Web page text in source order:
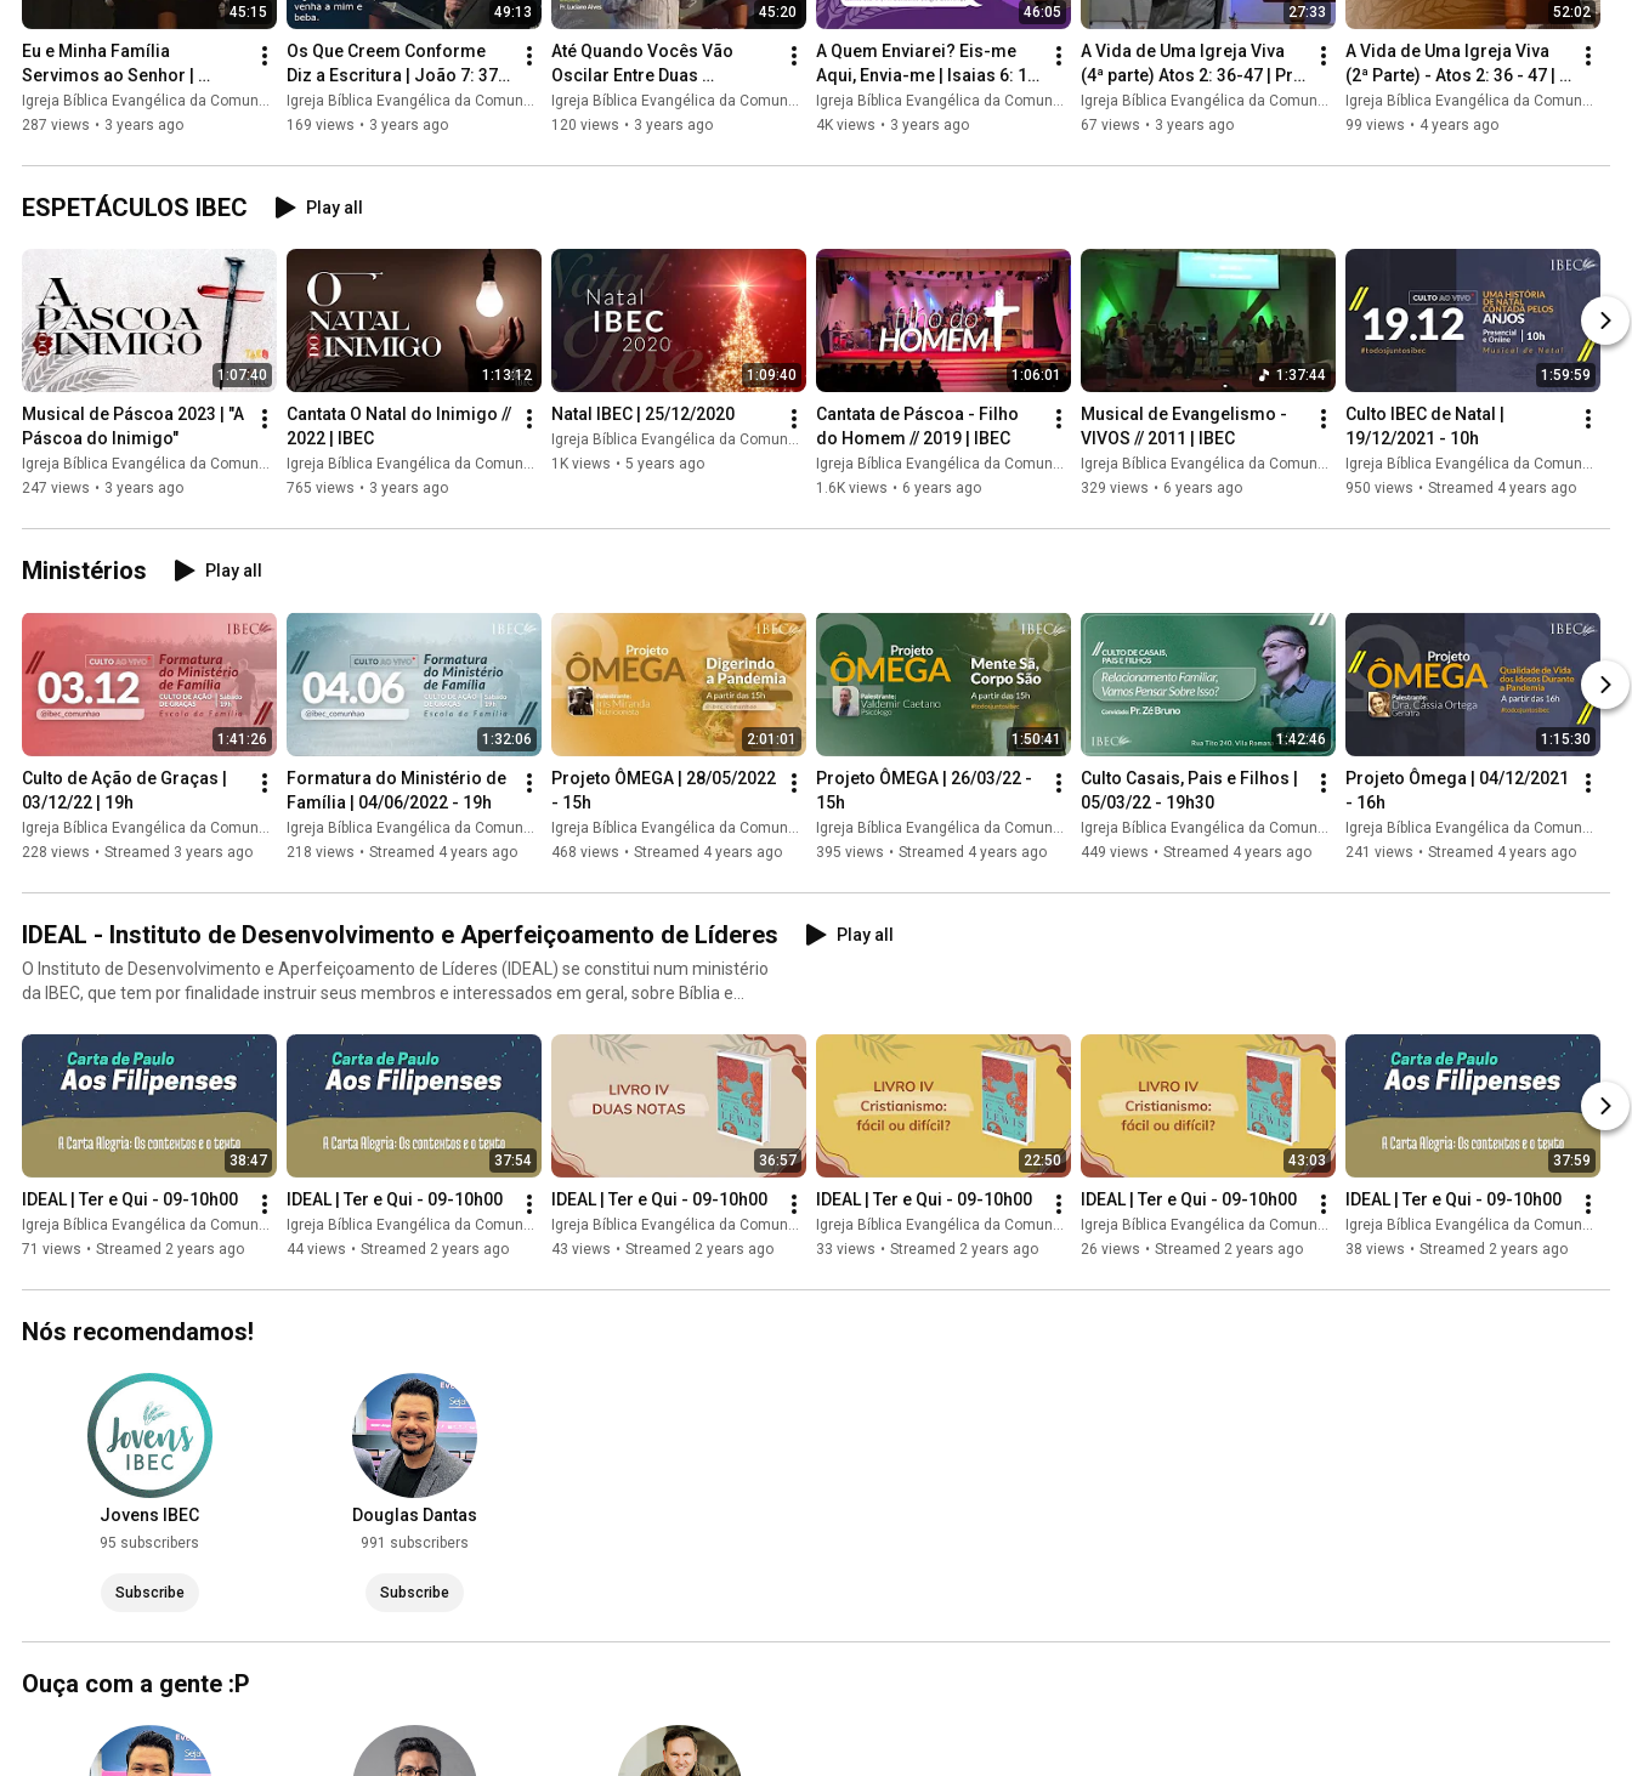
45:15
Eu e Minha Família
Servimos ao Senhor |
Josué 24 - 14-15 | Pr.
Luciano Alves
Igreja Bíblica Evangélica da Comunhão // IBEC
287 views • 3 years ago
49:13
Os Que Creem Conforme
Diz a Escritura | João 7: 37-
39 | Pr. Benedito Sergio
Lourenço
Igreja Bíblica Evangélica da Comunhão // IBEC
169 views • 3 years ago
45:20
Até Quando Vocês Vão
Oscilar Entre Duas
Opiniões? - II | 1 Reis 18 | Pr.
Luciano Alves | 23/10/22
Igreja Bíblica Evangélica da Comunhão // IBEC
120 views • 3 years ago
46:05
A Quem Enviarei? Eis-me
Aqui, Envia-me | Isaias 6: 1-
8 | Pr. Benedito Sérgio
Lourenço
Igreja Bíblica Evangélica da Comunhão // IBEC
4K views • 3 years ago
27:33
A Vida de Uma Igreja Viva
(4ª parte) Atos 2: 36-47 | Pr.
Benedito Sergio Lourenço
Igreja Bíblica Evangélica da Comunhão // IBEC
67 views • 3 years ago
52:02
A Vida de Uma Igreja Viva
(2ª Parte) - Atos 2: 36 - 47 |
Pr. Benedito Sergio
Lourenço // 17/07/2022
Igreja Bíblica Evangélica da Comunhão // IBEC
99 views • 4 years ago
ESPETÁCULOS IBEC Play all
1:07:40
Musical de Páscoa 2023 | "A
Páscoa do Inimigo"
Igreja Bíblica Evangélica da Comunhão // IBEC
247 views • 3 years ago
1:13:12
Cantata O Natal do Inimigo //
2022 | IBEC
Igreja Bíblica Evangélica da Comunhão // IBEC
765 views • 3 years ago
1:09:40
Natal IBEC | 25/12/2020
Igreja Bíblica Evangélica da Comunhão // IBEC
1K views • 5 years ago
1:06:01
Cantata de Páscoa - Filho
do Homem // 2019 | IBEC
Igreja Bíblica Evangélica da Comunhão // IBEC
1.6K views • 6 years ago
1:37:44
Musical de Evangelismo -
VIVOS // 2011 | IBEC
Igreja Bíblica Evangélica da Comunhão // IBEC
329 views • 6 years ago
1:59:59
Culto IBEC de Natal |
19/12/2021 - 10h
Igreja Bíblica Evangélica da Comunhão // IBEC
950 views • Streamed 4 years ago
Ministérios Play all
1:41:26
Culto de Ação de Graças |
03/12/22 | 19h
Igreja Bíblica Evangélica da Comunhão // IBEC
228 views • Streamed 3 years ago
1:32:06
Formatura do Ministério de
Família | 04/06/2022 - 19h
Igreja Bíblica Evangélica da Comunhão // IBEC
218 views • Streamed 4 years ago
2:01:01
Projeto ÔMEGA | 28/05/2022
- 15h
Igreja Bíblica Evangélica da Comunhão // IBEC
468 views • Streamed 4 years ago
1:50:41
Projeto ÔMEGA | 26/03/22 -
15h
Igreja Bíblica Evangélica da Comunhão // IBEC
395 views • Streamed 4 years ago
1:42:46
Culto Casais, Pais e Filhos |
05/03/22 - 19h30
Igreja Bíblica Evangélica da Comunhão // IBEC
449 views • Streamed 4 years ago
1:15:30
Projeto Ômega | 04/12/2021
- 16h
Igreja Bíblica Evangélica da Comunhão // IBEC
241 views • Streamed 4 years ago
IDEAL - Instituto de Desenvolvimento e Aperfeiçoamento de Líderes
Play all
O Instituto de Desenvolvimento e Aperfeiçoamento de Líderes (IDEAL) se constitui num ministério
da IBEC, que tem por finalidade instruir seus membros e interessados em geral, sobre Bíblia e
responder a qualquer pessoa que nos peça a razão da esperança que há em nós. (I Pe 3.15) Aulas
todas as terças e quintas, das 9h às 9h45. #PARTICIPE
38:47
IDEAL | Ter e Qui - 09-10h00
Igreja Bíblica Evangélica da Comunhão // IBEC
71 views • Streamed 2 years ago
37:54
IDEAL | Ter e Qui - 09-10h00
Igreja Bíblica Evangélica da Comunhão // IBEC
44 views • Streamed 2 years ago
36:57
IDEAL | Ter e Qui - 09-10h00
Igreja Bíblica Evangélica da Comunhão // IBEC
43 views • Streamed 2 years ago
22:50
IDEAL | Ter e Qui - 09-10h00
Igreja Bíblica Evangélica da Comunhão // IBEC
33 views • Streamed 2 years ago
43:03
IDEAL | Ter e Qui - 09-10h00
Igreja Bíblica Evangélica da Comunhão // IBEC
26 views • Streamed 2 years ago
37:59
IDEAL | Ter e Qui - 09-10h00
Igreja Bíblica Evangélica da Comunhão // IBEC
38 views • Streamed 2 years ago
Nós recomendamos!
Jovens IBEC
95 subscribers
Subscribe
Douglas Dantas
991 subscribers
Subscribe
Ouça com a gente :P